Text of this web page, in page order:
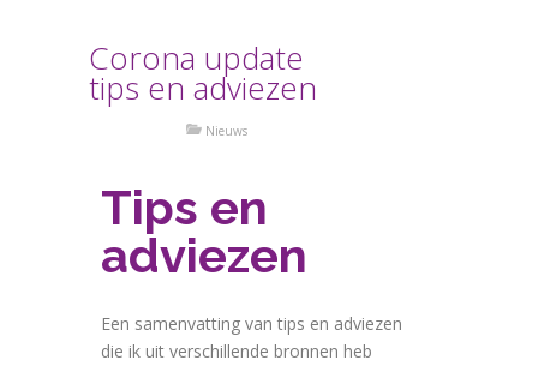
Corona update
tips en adviezen
Nieuws
Tips en
adviezen
Een samenvatting van tips en adviezen
die ik uit verschillende bronnen heb